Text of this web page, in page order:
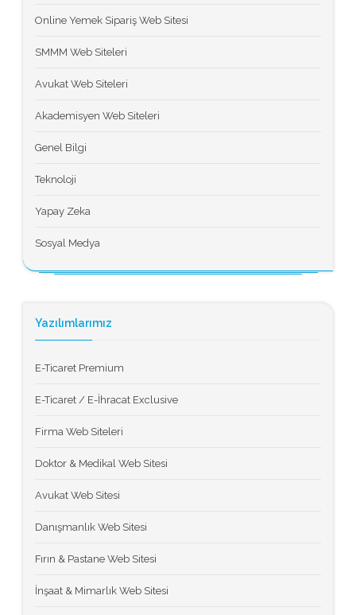
Online Yemek Sipariş Web Sitesi
SMMM Web Siteleri
Avukat Web Siteleri
Akademisyen Web Siteleri
Genel Bilgi
Teknoloji
Yapay Zeka
Sosyal Medya
Yazılımlarımız
E-Ticaret Premium
E-Ticaret / E-İhracat Exclusive
Firma Web Siteleri
Doktor & Medikal Web Sitesi
Avukat Web Sitesi
Danışmanlık Web Sitesi
Fırın & Pastane Web Sitesi
İnşaat & Mimarlık Web Sitesi